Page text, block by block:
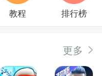
教程 排行榜
更多